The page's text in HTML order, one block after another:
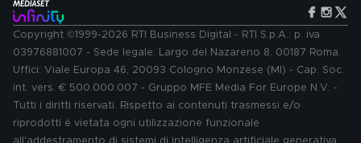
Copyright ©1999-2026 RTI Business Digital - RTI S.p.A.: p. iva
03976881007 - Sede legale: Largo del Nazareno 8, 00187 Roma.
Uffici: Viale Europa 46, 20093 Cologno Monzese (MI) - Cap. Soc.
int. vers. € 500.000.007 - Gruppo MFE Media For Europe N.V. -
Tutti i diritti riservati. Rispetto ai contenuti trasmessi e/o
riprodotti è vietata ogni utilizzazione funzionale